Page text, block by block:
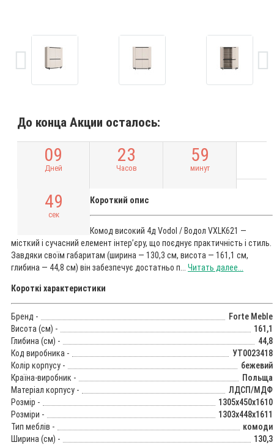
До конца Акции осталось:
09
Дней
23
Часов
59
минут
48
сек
Короткий опис
Комод високий 4д Vodol / Водол VXLK621 —
місткий і сучасний елемент інтер’єру, що поєднує практичність і стиль.
Завдяки своїм габаритам (ширина — 130,3 см, висота — 161,1 см,
глибина — 44,8 см) він забезпечує достатньо п... Читать далее...
Короткі характеристики
Бренд -
Forte Meble
Висота (см) -
161,1
Глибина (см) -
44,8
Код виробника -
УТ0023418
Колір корпусу -
бежевий
Країна-виробник -
Польща
Матеріал корпусу -
ЛДСП/МДФ
Розмір -
1305x450x1610
Розміри -
1303x448x1611
Тип меблів -
комоди
Ширина (см) -
130,3